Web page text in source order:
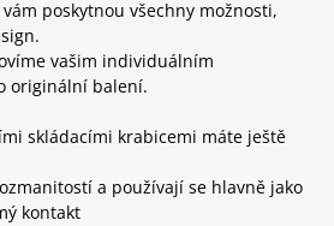
poskytnou všechny možnosti,
vašim individuálním
originální balení.
skládacími krabicemi máte ještě
a používají se hlavně jako
kontakt